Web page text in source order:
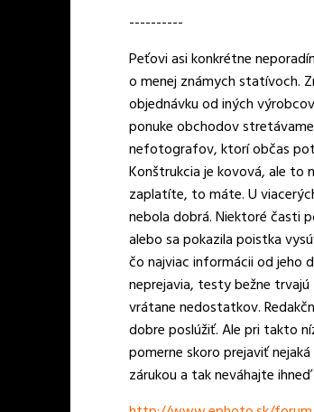
----------
Peťovi asi konkrétne
o menej známych statívoch.
objednávku od iných
ponuke obchodov
nefotografov, ktorí občas
Konštrukcia je kovová, ale to
zaplatíte, to máte. U
nebola dobrá. Niektoré časti
alebo sa pokazila poistka
čo najviac informácii od jeho
neprejavia, testy bežne
vrátane nedostatkov.
dobre poslúžiť. Ale pri takto
pomerne skoro prejaviť
zárukou a tak neváhajte